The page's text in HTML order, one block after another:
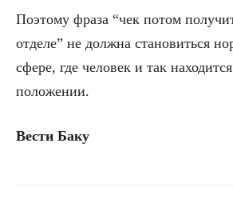
Поэтому фраза “чек потом
отделе” не должна становиться
сфере, где человек и так
положении.
Вести Баку